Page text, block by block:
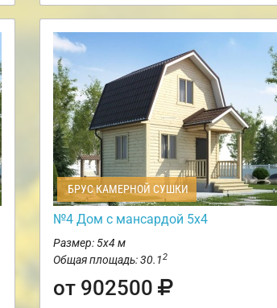
БРУС КАМЕРНОЙ СУШКИ
№4 Дом с мансардой 5х4
Размер: 5х4 м
Общая площадь: 30.12
от 902500